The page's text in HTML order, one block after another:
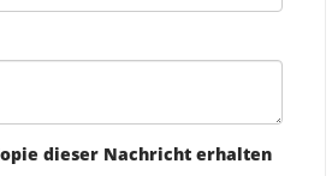
dieser Nachricht erhalten